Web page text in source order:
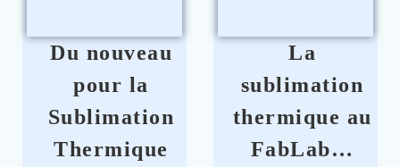
Du nouveau
pour la
Sublimation
Thermique
La
sublimation
thermique au
FabLab…